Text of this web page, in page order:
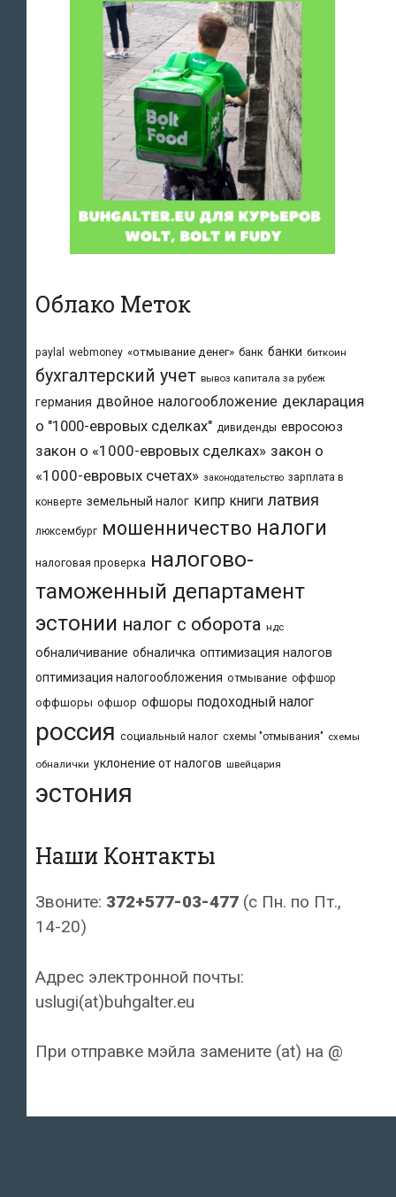
Облако Меток
paylal webmoney «отмывание денег» банк банки биткоин
бухгалтерский учет вывоз капитала за рубеж
германия двойное налогообложение декларация
о "1000-евровых сделках" дивиденды евросоюз
закон о «1000-евровых сделках» закон о
«1000-евровых счетах» законодательство зарплата в
конверте земельный налог кипр книги латвия
люксембург мошенничество налоги
налоговая проверка налогово-
таможенный департамент
эстонии налог с оборота ндс
обналичивание обналичка оптимизация налогов
оптимизация налогообложения отмывание оффшор
оффшоры офшор офшоры подоходный налог
россия социальный налог схемы "отмывания" схемы
обналички уклонение от налогов швейцария
эстония
Наши Контакты
Звоните: 372+577-03-477 (с Пн. по Пт.,
14-20)
Адрес электронной почты:
uslugi(at)buhgalter.eu
При отправке мэйла замените (at) на @